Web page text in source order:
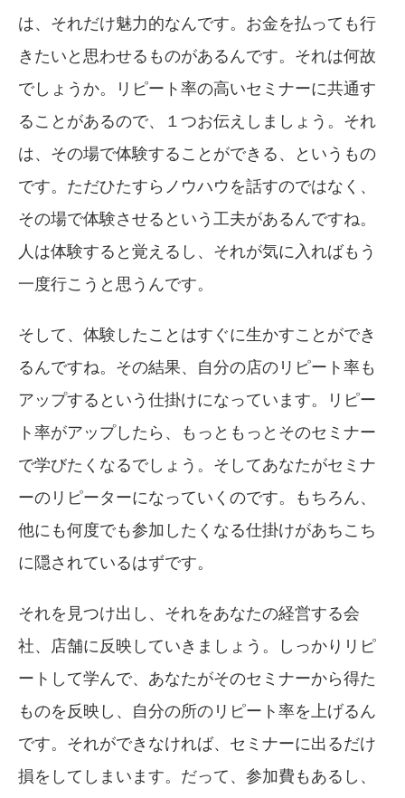
は、それだけ魅力的なんです。お金を払っても行
きたいと思わせるものがあるんです。それは何故
でしょうか。リピート率の高いセミナーに共通す
ることがあるので、１つお伝えしましょう。それ
は、その場で体験することができる、というもの
です。ただひたすらノウハウを話すのではなく、
その場で体験させるという工夫があるんですね。
人は体験すると覚えるし、それが気に入ればもう
一度行こうと思うんです。
そして、体験したことはすぐに生かすことができ
るんですね。その結果、自分の店のリピート率も
アップするという仕掛けになっています。リピー
ト率がアップしたら、もっともっとそのセミナー
で学びたくなるでしょう。そしてあなたがセミナ
ーのリピーターになっていくのです。もちろん、
他にも何度でも参加したくなる仕掛けがあちこち
に隠されているはずです。
それを見つけ出し、それをあなたの経営する会
社、店舗に反映していきましょう。しっかりリピ
ートして学んで、あなたがそのセミナーから得た
ものを反映し、自分の所のリピート率を上げるん
です。それができなければ、セミナーに出るだけ
損をしてしまいます。だって、参加費もあるし、